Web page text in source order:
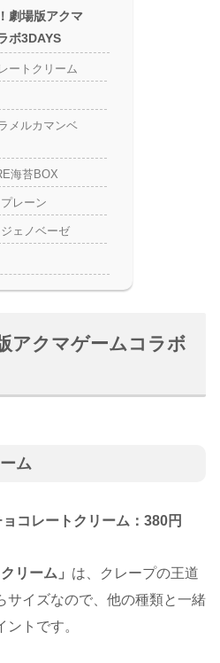
劇場版アクマ
ボ3DAYS
ートクリーム
メルカマンベ
海苔BOX
レーン
ェノベーゼ
アクマゲームコラボ
ム
コレートクリーム：380円
リーム」 は、クレープの王道
サイズなので、他の種類と一緒
トです。